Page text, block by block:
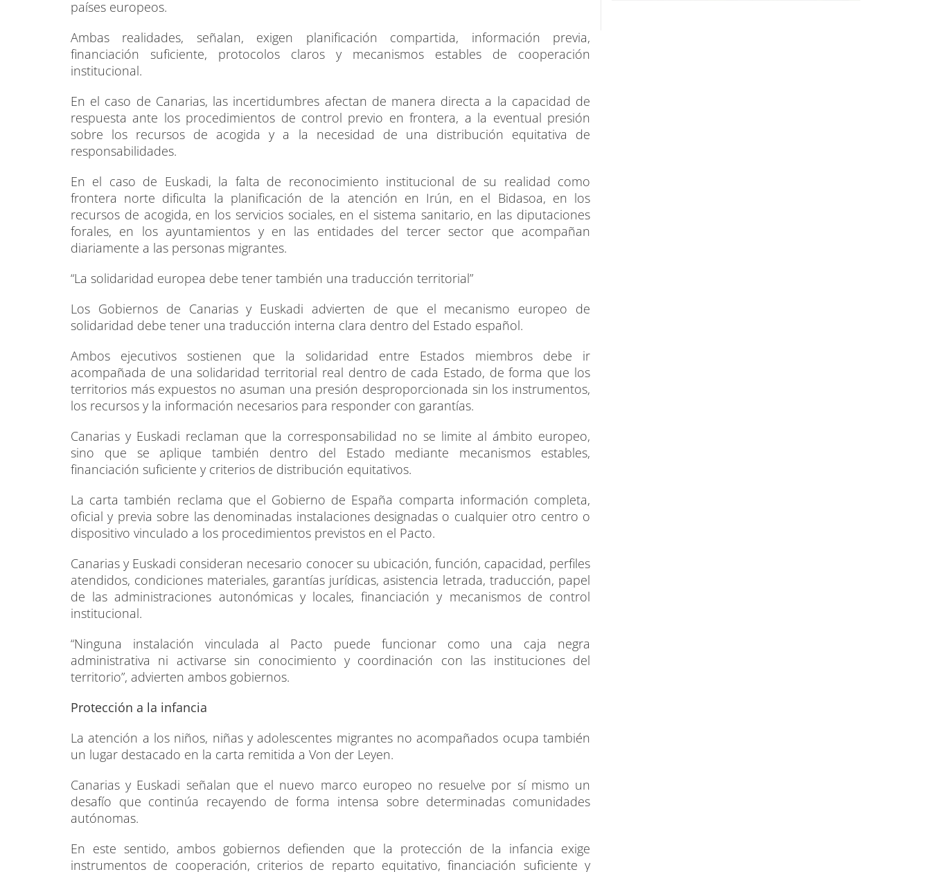
países europeos.
Ambas realidades, señalan, exigen planificación compartida, información previa,
financiación suficiente, protocolos claros y mecanismos estables de cooperación
institucional.
En el caso de Canarias, las incertidumbres afectan de manera directa a la capacidad de
respuesta ante los procedimientos de control previo en frontera, a la eventual presión
sobre los recursos de acogida y a la necesidad de una distribución equitativa de
responsabilidades.
En el caso de Euskadi, la falta de reconocimiento institucional de su realidad como
frontera norte dificulta la planificación de la atención en Irún, en el Bidasoa, en los
recursos de acogida, en los servicios sociales, en el sistema sanitario, en las diputaciones
forales, en los ayuntamientos y en las entidades del tercer sector que acompañan
diariamente a las personas migrantes.
“La solidaridad europea debe tener también una traducción territorial”
Los Gobiernos de Canarias y Euskadi advierten de que el mecanismo europeo de
solidaridad debe tener una traducción interna clara dentro del Estado español.
Ambos ejecutivos sostienen que la solidaridad entre Estados miembros debe ir
acompañada de una solidaridad territorial real dentro de cada Estado, de forma que los
territorios más expuestos no asuman una presión desproporcionada sin los instrumentos,
los recursos y la información necesarios para responder con garantías.
Canarias y Euskadi reclaman que la corresponsabilidad no se limite al ámbito europeo,
sino que se aplique también dentro del Estado mediante mecanismos estables,
financiación suficiente y criterios de distribución equitativos.
La carta también reclama que el Gobierno de España comparta información completa,
oficial y previa sobre las denominadas instalaciones designadas o cualquier otro centro o
dispositivo vinculado a los procedimientos previstos en el Pacto.
Canarias y Euskadi consideran necesario conocer su ubicación, función, capacidad, perfiles
atendidos, condiciones materiales, garantías jurídicas, asistencia letrada, traducción, papel
de las administraciones autonómicas y locales, financiación y mecanismos de control
institucional.
“Ninguna instalación vinculada al Pacto puede funcionar como una caja negra
administrativa ni activarse sin conocimiento y coordinación con las instituciones del
territorio”, advierten ambos gobiernos.
Protección a la infancia
La atención a los niños, niñas y adolescentes migrantes no acompañados ocupa también
un lugar destacado en la carta remitida a Von der Leyen.
Canarias y Euskadi señalan que el nuevo marco europeo no resuelve por sí mismo un
desafío que continúa recayendo de forma intensa sobre determinadas comunidades
autónomas.
En este sentido, ambos gobiernos defienden que la protección de la infancia exige
instrumentos de cooperación, criterios de reparto equitativo, financiación suficiente y